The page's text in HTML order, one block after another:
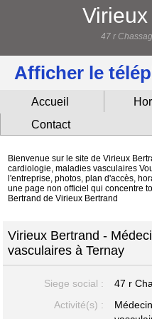
47 r
Afficher le
Accueil
Contact
Bienvenue sur le site de Virieux
cardiologie, maladies vasculaires
l'entreprise, photos, plan d'accès,
une page non officiel qui concentre
Bertrand de Virieux Bertrand
Virieux Bertrand -
vasculaires à Ternay
Siege social : 47 r
Activité(s) :